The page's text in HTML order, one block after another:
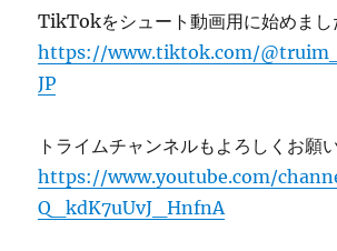
TikTokをシュート動画用に始めまし
https://www.tiktok.com/
JP
トライムチャンネルもよろしくお願
https://www.youtube.com/
Q_kdK7uUvJ_HnfnA